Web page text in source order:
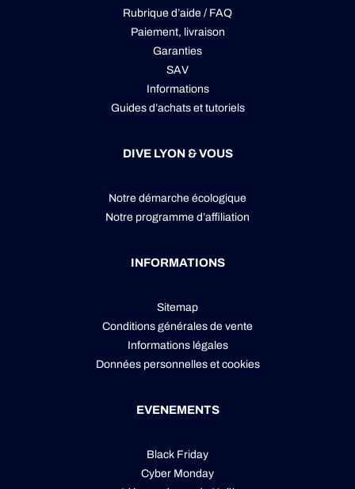
Rubrique d’aide / FAQ
Paiement, livraison
Garanties
SAV
Informations
Guides d’achats et tutoriels
DIVE LYON & VOUS
Notre démarche écologique
Notre programme d’affiliation
INFORMATIONS
Sitemap
Conditions générales de vente
Informations légales
Données personnelleset cookies
EVENEMENTS
Black Friday
Cyber Monday